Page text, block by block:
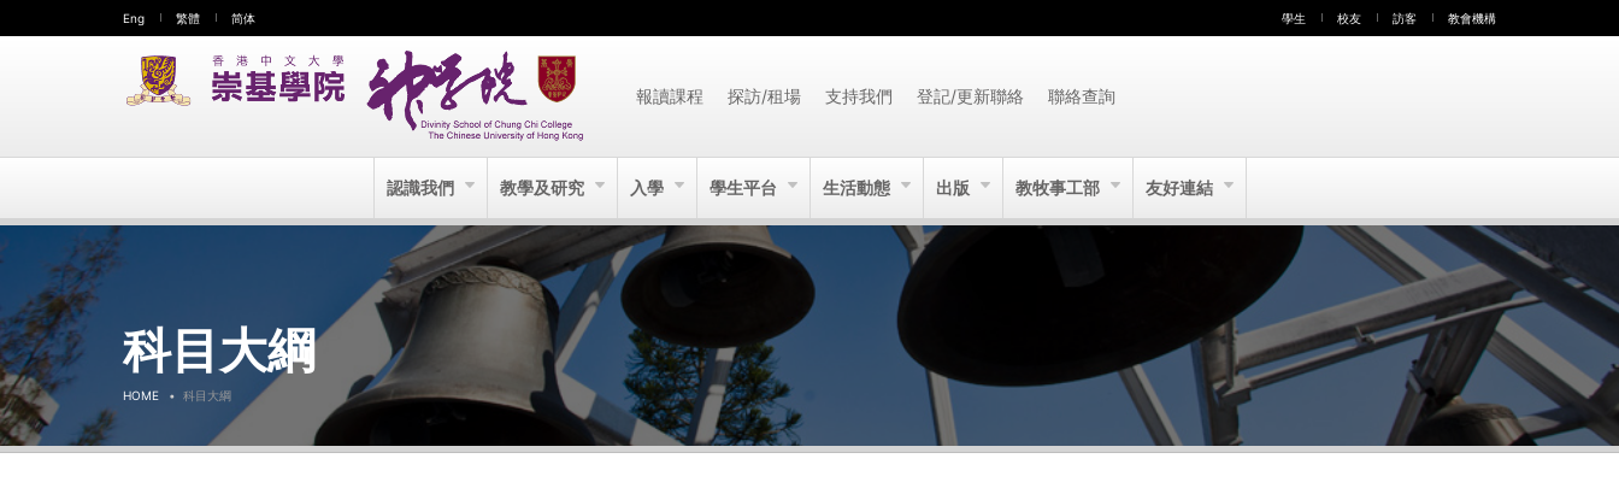
Eng 繁體 简体 學生 校友 訪客 教會機構
報讀課程 探訪/租場 支持我們 登記/更新聯絡 聯絡查詢
認識我們 教學及研究 入學 學生平台 生活動態 出版 教牧事工部 友好連結
科目大綱
HOME 科目大綱